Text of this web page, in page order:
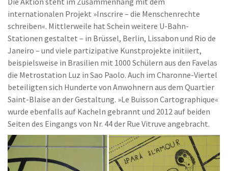
internationalen Projekt »Inscrire – die Menschenrechte
schreiben«. Mittlerweile hat Schein weitere U-Bahn-
Stationen gestaltet – in Brüssel, Berlin, Lissabon und Rio de
Janeiro – und viele partizipative Kunstprojekte initiiert,
beispielsweise in Brasilien mit 1000 Schülern aus den Favelas
die Metrostation Luz in Sao Paolo. Auch im Charonne-Viertel
beteiligten sich Hunderte von Anwohnern aus dem Quartier
Saint-Blaise an der Gestaltung. »Le Buisson Cartographique«
wurde ebenfalls auf Kacheln gebrannt und 2012 auf beiden
Seiten des Eingangs von Nr. 44 der Rue Vitruve angebracht.